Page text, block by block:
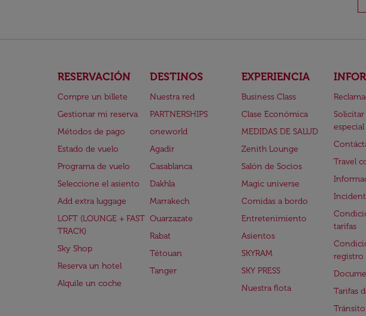
RESERVACIÓN
Compre un billete
Gestionar mi reserva
Métodos de pago
Estado de vuelo
Programa de vuelo
Seleccione el asiento
Add extra luggage
LOFT (LOUNGE + FAST
TRACK)
Sky Shop
Reserva un hotel
Alquile un coche
DESTINOS
Nuestra red
PARTNERSHIPS
oneworld
Agadir
Casablanca
Dakhla
Marrakech
Ouarzazate
Rabat
Tétouan
Tanger
EXPERIENCIA
Business Class
Clase Económica
MEDIDAS DE SALUD
Zenith Lounge
Salón de Socios
Magic universe
Comidas a bordo
Entretenimiento
Asientos
SKYRAM
SKY PRESS
Nuestra flota
especial
Travel
tarifas
registro
Tarifas